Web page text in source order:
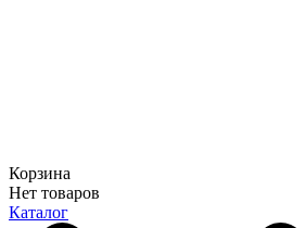
Корзина
Нет товаров
Каталог